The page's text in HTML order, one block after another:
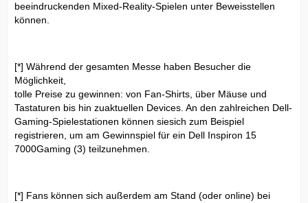
beeindruckenden Mixed-Reality-Spielen unter Beweisstellen
können.
[*] Während der gesamten Messe haben Besucher die
Möglichkeit,
tolle Preise zu gewinnen: von Fan-Shirts, über Mäuse und
Tastaturen bis hin zuaktuellen Devices. An den zahlreichen Dell-
Gaming-Spielestationen können siesich zum Beispiel
registrieren, um am Gewinnspiel für ein Dell Inspiron 15
7000Gaming (3) teilzunehmen.
[*] Fans können sich außerdem am Stand (oder online) bei